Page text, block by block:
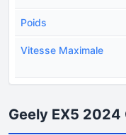
Poids
Vitesse Maximale
Geely EX5 2024